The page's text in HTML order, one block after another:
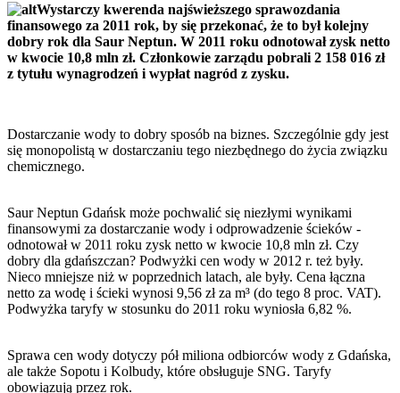
Wystarczy kwerenda najświeższego sprawozdania
finansowego za 2011 rok, by się przekonać, że to był kolejny
dobry rok dla Saur Neptun. W 2011 roku odnotował zysk netto
w kwocie 10,8 mln zł. Członkowie zarządu pobrali 2 158 016 zł
z tytułu wynagrodzeń i wypłat nagród z zysku.
Dostarczanie wody to dobry sposób na biznes. Szczególnie gdy jest
się monopolistą w dostarczaniu tego niezbędnego do życia związku
chemicznego.
Saur Neptun Gdańsk może pochwalić się niezłymi wynikami
finansowymi za dostarczanie wody i odprowadzenie ścieków -
odnotował w 2011 roku zysk netto w kwocie 10,8 mln zł. Czy
dobry dla gdańszczan? Podwyżki cen wody w 2012 r. też były.
Nieco mniejsze niż w poprzednich latach, ale były. Cena łączna
netto za wodę i ścieki wynosi 9,56 zł za m³ (do tego 8 proc. VAT).
Podwyżka taryfy w stosunku do 2011 roku wyniosła 6,82 %.
Sprawa cen wody dotyczy pół miliona odbiorców wody z Gdańska,
ale także Sopotu i Kolbudy, które obsługuje SNG. Taryfy
obowiązują przez rok.